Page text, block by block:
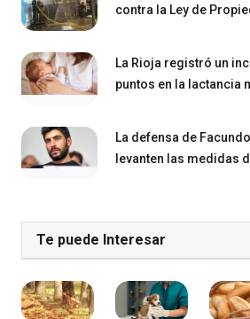
contra la Ley de
La Rioja registró un
puntos en la lactancia
La defensa de
levanten las medidas
Te puede Interesar